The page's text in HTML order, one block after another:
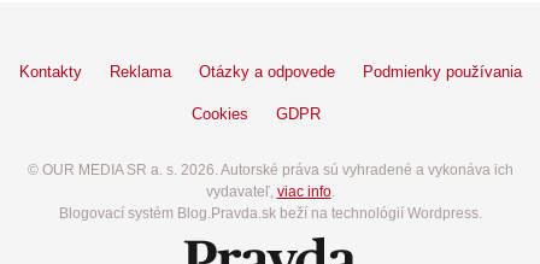
Kontakty Reklama Otázky a odpovede Podmienky používania
Cookies GDPR
© OUR MEDIA SR a. s. 2026. Autorské práva sú vyhradené a vykonáva ich
vydavateľ, viac info.
Blogovací systém Blog.Pravda.sk beží na technológií Wordpress.